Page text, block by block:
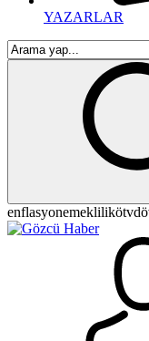
YAZARLAR
enflasyonemeklilikötv